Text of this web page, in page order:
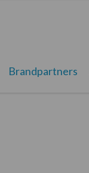
Brandpartners